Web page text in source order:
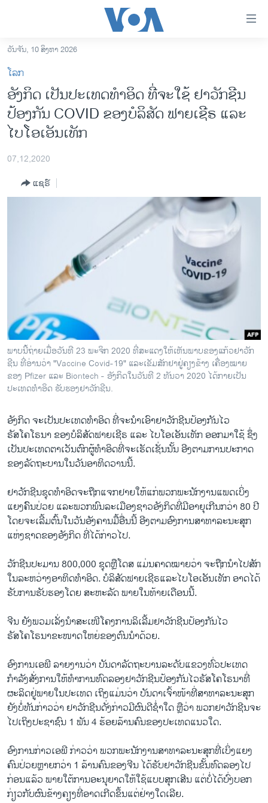
ເຂົ້າ
ຫາ
ຂ້າມ
ຂ້າມ
ຂ້າມ
ໄປ
ຫາ
ຊອກ
ລາວ
ອາເມຣິກາ
ການເລືອກຕັ້ງ ປະທານາທີບໍດີ ສະຫະລັດ 2024
ວິທະຍາສາດ-ເທັກໂນໂລຈີ
ທຸລະກິດ
ພາສາອັງກິດ
ວີດີໂອ
ສຽງ
ລາຍການກະຈາຍສຽງ
ພາສາຕ່າງໆ
ວັນຈັນ, 10 ສິງຫາ 2026
ໂລກ
ອັງກິດ ເປັນປະເທດທຳອິດ ທີ່ຈະໃຊ້ ຢາວັກຊີນ
ປ້ອງກັນ COVID ຂອງບໍລິສັດ ຟາຍເຊີຣ ແລະ
ໄບໂອເອັນເທັກ
07,12,2020
ແຊຣ໌
ພາບນີ້ຖ່າຍເມື່ອວັນທີ 23 ພະຈິກ 2020 ທີ່ສະແດງໃຫ້ເຫັນພາບຂອງແກ້ວຢາວັກ
ຊີນ ທີ່ອ່ານວ່າ "Vaccine Covid-19" ແລະເຂັມສັກຢາຢູ່ຄຽງຂ້າງ ເຄື່ອງໝາຍ
ຂອງ Pfizer ແລະ Biontech - ອັງກິດໃນວັນທີ 2 ທັນວາ 2020 ໄດ້ກາຍເປັນ
ປະເທດທຳອິດ ຮັບຮອງຢາວັກຊີນ.
ອັງກິດ ຈະເປັນປະເທດທຳອິດ ທີ່ຈະນຳເອົາຢາວັກຊີນປ້ອງກັນໄວ
ຣັສໂຄໂຣນາ ຂອງບໍລິສັດຟາຍເຊີຣ ແລະ ໄບໂອເອັນເທັກ ອອກມາໃຊ້ ຊຶ່ງ
ເປັນປະເທດຕາເວັນຕົກຜູ້ທຳອິດທີ່ຈະເຮັດເຊັ່ນນັ້ນ ອີງຕາມການປະກາດ
ຂອງລັດຖະບານໃນວັນອາທິດວານນີ້.
ຢາວັກຊີນຊຸດທຳອິດຈະຖືກແຈກຢາຍໃຫ້ແກ່ພວກພະນັກງານແພດເບິ່ງ
ແຍງຄົົນປ່ວຍ ແລະພວກພົນລະເມືອງຊາວອັງກິດທີ່ມີອາຍຸເກີນກວ່າ 80 ປີ
ໂດຍຈະເລີ້ມຕົ້ນໃນວັນອັງຄານມື້ອື່ນນີ້ ອີງຕາມອົງການສາທາລະນະສຸກ
ແຫ່ງຊາດຂອງອັງກິດ ທີ່ໄດ້ກ່າວໄປ.
ວັກຊີນປະມານ 800,000 ຊຸດຫຼືໂດສ ແມ່ນຄາດໝາຍວ່າ ຈະຖືກນຳໄປສັກ
ໃນລະຫວ່າງອາທິດທຳອິດ. ບໍລິສັດຟາຍເຊີຣແລະໄບໂອເອັນເທັກ ອາດໄດ້
ຮັບການຮັບຮອງໂດຍ ສະຫະລັດ ພາຍໃນທ້າຍເດືອນນີ້.
ຈີນ ຍັງພວມເລັ່ງນຳສະເໜີໂຄງການລິເລີ້ມຢາວັກຊີນປ້ອງກັນໄວ
ຣັສໂຄໂຣນາຂະໜາດໃຫຍ່ຂອງຕົນນຳດ້ວຍ.
ອົງການເອພີ ລາຍງານວ່າ ບັນດາລັດຖະບານລະດັບແຂວງທົ່ວປະເທດ
ກຳລັງສັ່ງການໃຫ້ທຳການທົດລອງຢາວັກຊີນປ້ອງກັນໄວຣັສໂຄໂຣນາທີ່
ຜະລິດຢູ່ພາຍໃນປະເທດ ເຖິງແມ່ນວ່າ ບັນດາເຈົ້າໜ້າທີ່ສາທາລະນະສຸກ
ຍັງບໍ່ທັນກ່າວວ່າ ຢາວັກຊີນດັ່ງກ່າວມີຜົນດີຊ່ຳໃດ ຫຼືວ່າ ພວກຢາວັກຊີນຈະ
ໄປເຖິງປະຊາຊົນ 1 ພັນ 4 ຮ້ອຍລ້ານຄົນຂອງປະເທດແນວໃດ.
ອົງການກ່າວເອພີ ກ່າວວ່າ ພວກພະນັກງານສາທາລະນະສຸກທີ່ເບິ່ງແຍງ
ຄົນປ່ວຍຫຼາຍກວ່າ 1 ລ້ານຄົນຂອງຈີນ ໄດ້ຮັບຢາວັກຊີນຂັ້ນທົດລອງໄປ
ກ່ອນແລ້ວ ພາຍໃຕ້ການອະນຸຍາດໃຫ້ໃຊ້ແບບສຸກເສີນ ແຕ່ບໍ່ໄດ້ບົ່ງບອກ
ກ່ຽວກັບຜົນຂ້າງຄຽງທີ່ອາດເກີດຂຶ້ນແຕ່ຢ່າງໃດເລີຍ.